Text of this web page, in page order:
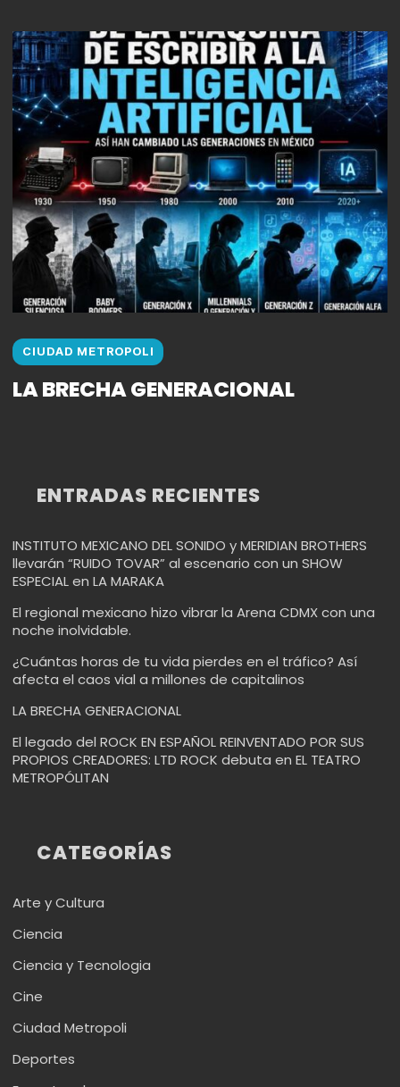
CIUDAD METROPOLI
LA BRECHA GENERACIONAL
ENTRADAS RECIENTES
INSTITUTO MEXICANO DEL SONIDO y MERIDIAN BROTHERS
llevarán “RUIDO TOVAR” al escenario con un SHOW
ESPECIAL en LA MARAKA
El regional mexicano hizo vibrar la Arena CDMX con una
noche inolvidable.
¿Cuántas horas de tu vida pierdes en el tráfico? Así
afecta el caos vial a millones de capitalinos
LA BRECHA GENERACIONAL
El legado del ROCK EN ESPAÑOL REINVENTADO POR SUS
PROPIOS CREADORES: LTD ROCK debuta en EL TEATRO
METROPÓLITAN
CATEGORÍAS
Arte y Cultura
Ciencia
Ciencia y Tecnologia
Cine
Ciudad Metropoli
Deportes